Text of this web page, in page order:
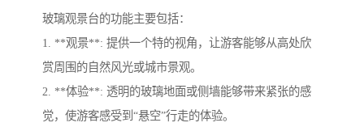
玻璃观景台的功能主要包括：
1. **观景**: 提供一个特的视角，让游客能够从高处欣
赏周围的自然风光或城市景观。
2. **体验**: 透明的玻璃地面或侧墙能够带来紧张的感
觉，使游客感受到“悬空”行走的体验。